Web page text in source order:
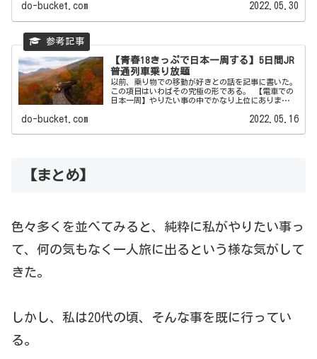
do-bucket.com 2022.05.30
【青春18きっぷで日本一周する】5日間JR
普通列車乗り放題
以前、乗り物での移動が好きとの話を記事に書いた。
この項目はいわばその究極の形である。 【電車での
日本一周】やりたい事の中でかなり上位にありま
do-bucket.com 2022.05.16
【まとめ】
色々多くを並べてみると、純粋に私がやりたい事っ
て、何の気もなく一人旅に出るという様な気がして
きた。
しかし、私は20代の頃、そんな事を既に行ってい
る。